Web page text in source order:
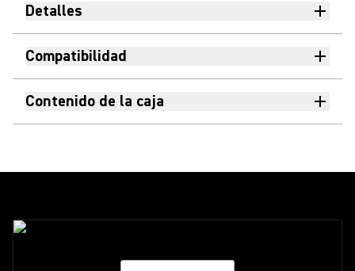
Detalles
Compatibilidad
Contenido de la caja